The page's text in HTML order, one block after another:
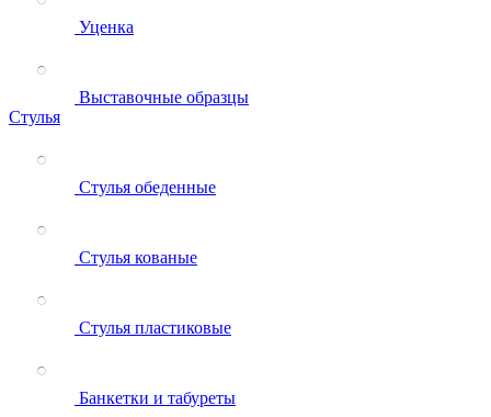
Уценка
Выставочные образцы
Стулья
Стулья обеденные
Стулья кованые
Стулья пластиковые
Банкетки и табуреты